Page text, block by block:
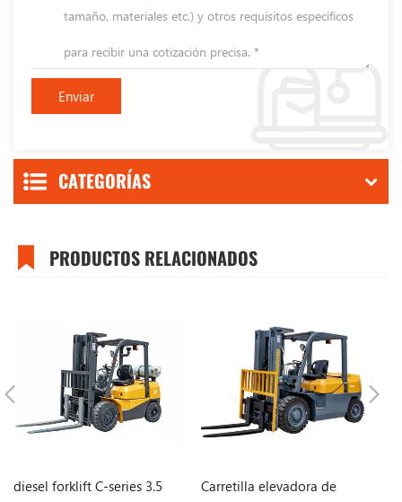
CATEGORÍAS
PRODUCTOS RELACIONADOS
diesel forklift C-series 3.5
Carretilla elevadora de